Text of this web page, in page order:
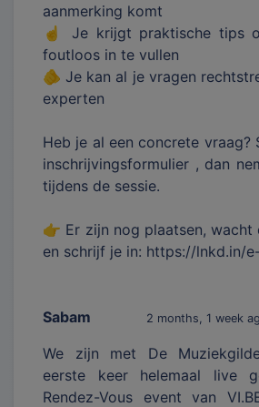
aanmerking komt
☝ Je krijgt praktische tips
foutloos in te vullen
🫵 Je kan al je vragen
experten
Heb je al een concrete vraag?
inschrijvingsformulier , dan
tijdens de sessie.
👉 Er zijn nog plaatsen, wacht
en schrijf je in: https://lnkd.in/
Sabam 2 months, 1 week
We zijn met De
eerste keer helemaal live
Rendez-Vous event van